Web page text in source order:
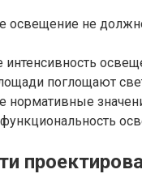
освещение не
интенсивность
поглощают
нормативные